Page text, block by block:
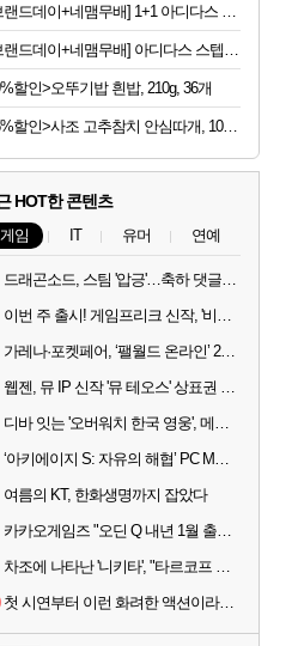
할인>오뚜기밥 흰밥, 210g, 36개
35%할인>사조 고추참치 안심따개, 100g, 10개
HOT한 콘텐츠
게임 IT 유머 연예
드래곤소드, 스팀 '압긍'…축하 댓글 달고 게임 코드 받자!
이번 주 출시! 게임프리크 신작, '비스트 오브 리인카네이션'
가레나·포켓페어, ‘팰월드 온라인’ 2026년 출시 예고
웹젠, 뮤 IP 신작 '뮤 테오스' 상표권 출원
디바 잇는 '오버워치 한국 영웅', 메카 파일럿 디몬 나온다
‘아키에이지 S: 자유의 해협’ PC MMORPG로 개발한다
여름의 KT, 한화생명까지 잡았다
카카오게임즈 "오딘 Q 내년 1월 출시, 연기는 없다"
차조에 나타난 '니키타', "타르코프 PvE 프레스티지 연내 출시 목표"
첫 시연부터 이런 화려한 액션이라니 합격이오, '리와인딩 케이던스'